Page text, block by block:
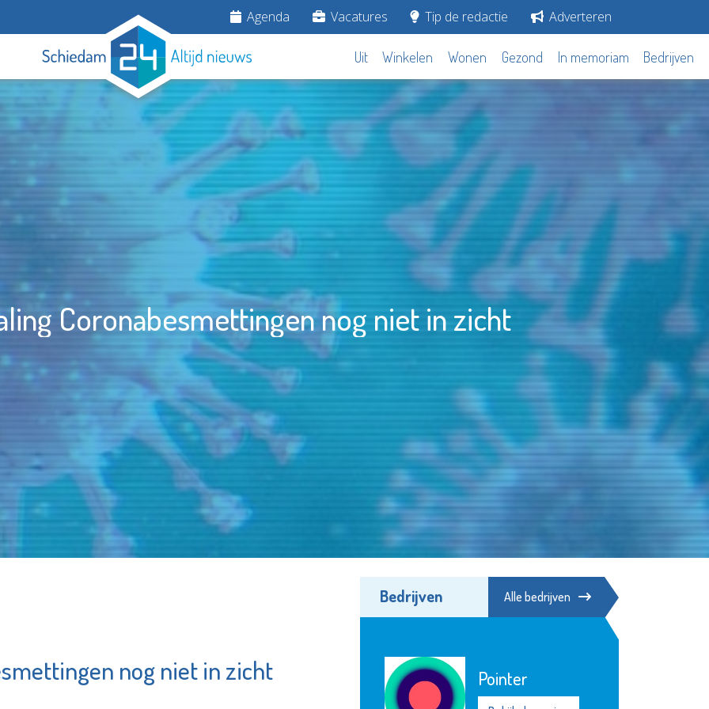
Agenda Vacatures Tip de redactie Adverteren
Uit Winkelen Wonen Gezond In memoriam Bedrijven
Coronabesmettingen nog niet in zicht
nog niet in zicht
Bedrijven Alle bedrijven
Pointer
Herbergier
Schiedam